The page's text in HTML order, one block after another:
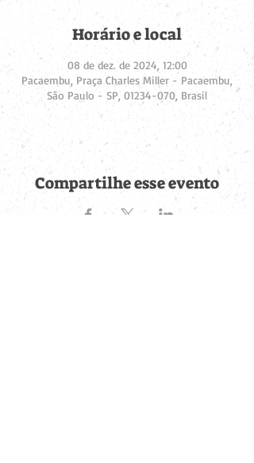
Horário e local
08 de dez. de 2024, 12:00
Pacaembu, Praça Charles Miller - Pacaembu,
São Paulo - SP, 01234-070, Brasil
Compartilhe esse evento